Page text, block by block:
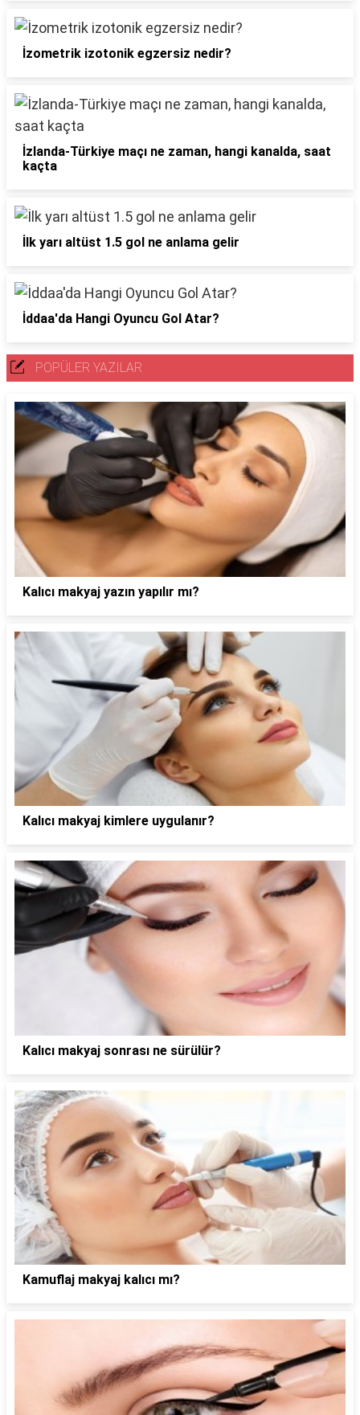
İzometrik izotonik egzersiz nedir?
İzlanda-Türkiye maçı ne zaman, hangi kanalda, saat
kaçta
İlk yarı altüst 1.5 gol ne anlama gelir
İddaa'da Hangi Oyuncu Gol Atar?
POPÜLER YAZILAR
Kalıcı makyaj yazın yapılır mı?
Kalıcı makyaj kimlere uygulanır?
Kalıcı makyaj sonrası ne sürülür?
Kamuflaj makyaj kalıcı mı?